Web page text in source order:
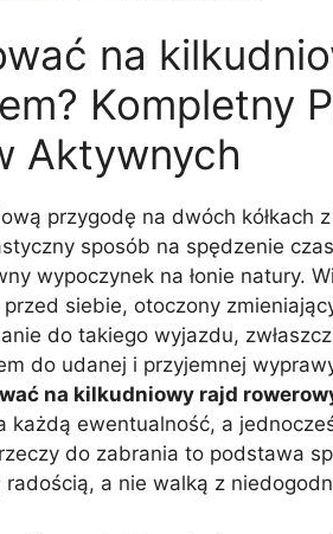
na
Kompletny
Aktywnych
przygodę na dwóch kółkach
sposób na spędzenie
wypoczynek na łonie natury.
siebie, otoczony
do takiego wyjazdu,
do udanej i przyjemnej
na kilkudniowy rajd
każdą ewentualność, a
do zabrania to podstawa
a nie walką z